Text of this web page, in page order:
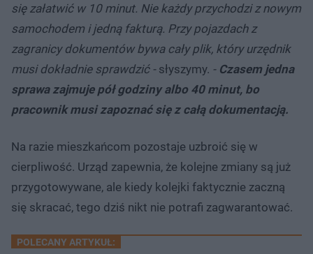
się załatwić w 10 minut. Nie każdy przychodzi z nowym
samochodem i jedną fakturą. Przy pojazdach z
zagranicy dokumentów bywa cały plik, który urzędnik
musi dokładnie sprawdzić -słyszymy. - Czasem jedna
sprawa zajmuje pół godziny albo 40 minut, bo
pracownik musi zapoznać się z całą dokumentacją.
Na razie mieszkańcom pozostaje uzbroić się w
cierpliwość. Urząd zapewnia, że kolejne zmiany są już
przygotowywane, ale kiedy kolejki faktycznie zaczną
się skracać, tego dziś nikt nie potrafi zagwarantować.
POLECANY ARTYKUŁ: